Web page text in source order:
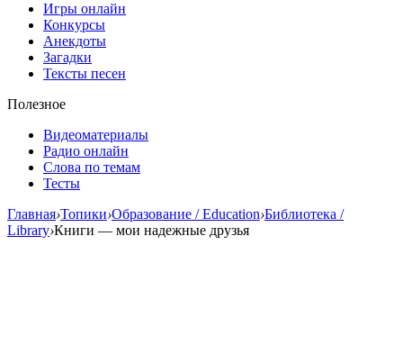
Игры онлайн
Конкурсы
Анекдоты
Загадки
Тексты песен
Полезное
Видеоматериалы
Радио онлайн
Слова по темам
Тесты
Главная›Топики›Образование / Education›Библиотека /
Library›Книги — мои надежные друзья